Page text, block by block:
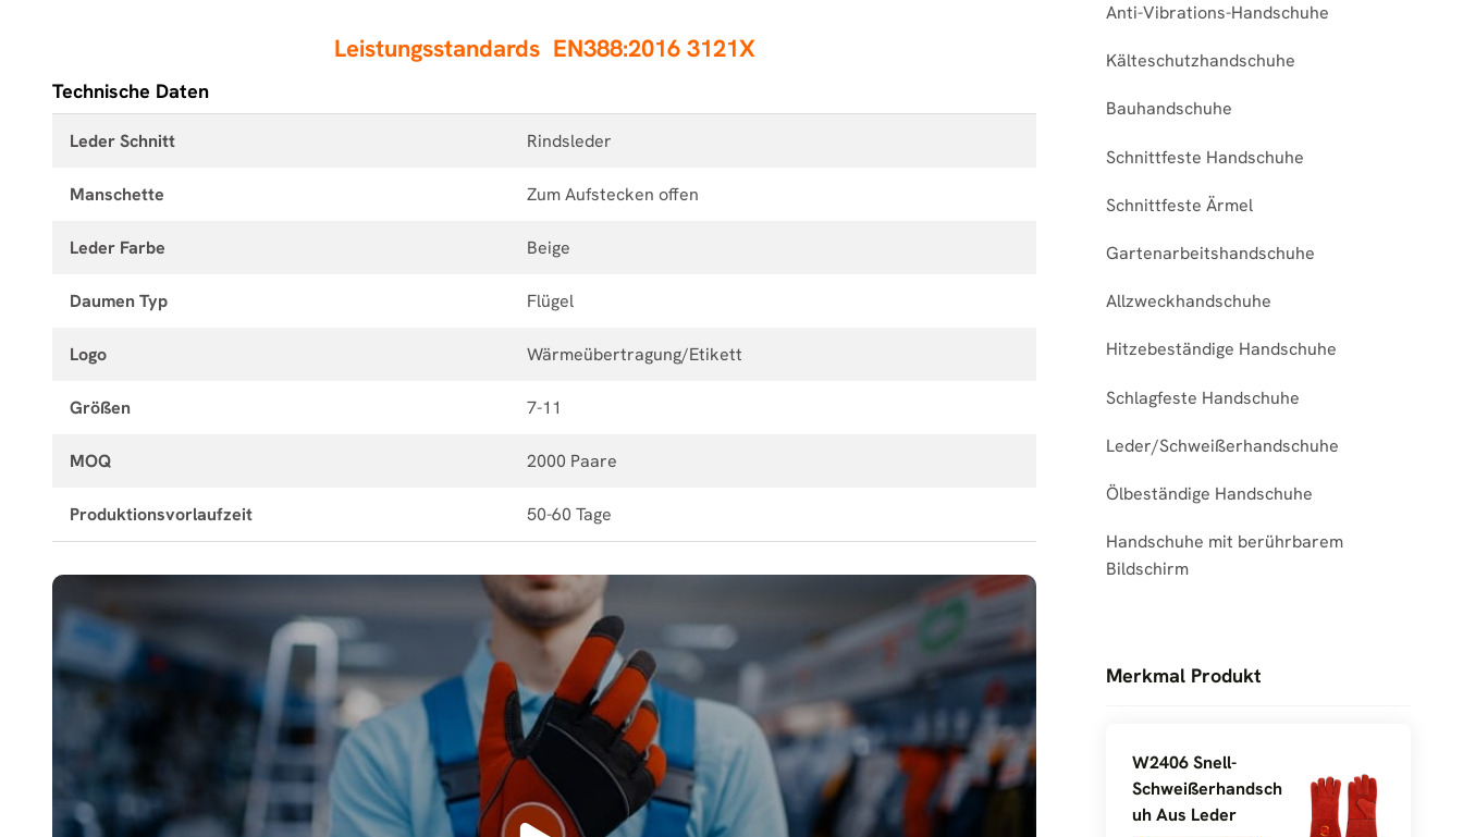
Leistungsstandards EN388:2016 3121X
Technische Daten
Leder Schnitt Rindsleder
Manschette Zum Aufstecken offen
Leder Farbe Beige
Daumen Typ Flügel
Logo Wärmeübertragung/Etikett
Größen 7-11
MOQ 2000 Paare
Produktionsvorlaufzeit 50-60 Tage
Anti-Vibrations-Handschuhe
Kälteschutzhandschuhe
Bauhandschuhe
Schnittfeste Handschuhe
Schnittfeste Ärmel
Gartenarbeitshandschuhe
Allzweckhandschuhe
Hitzebeständige Handschuhe
Schlagfeste Handschuhe
Leder/Schweißerhandschuhe
Ölbeständige Handschuhe
Handschuhe mit berührbarem
Bildschirm
Merkmal Produkt
W2406 Snell-
Schweißerhandsch
Uh Aus Leder